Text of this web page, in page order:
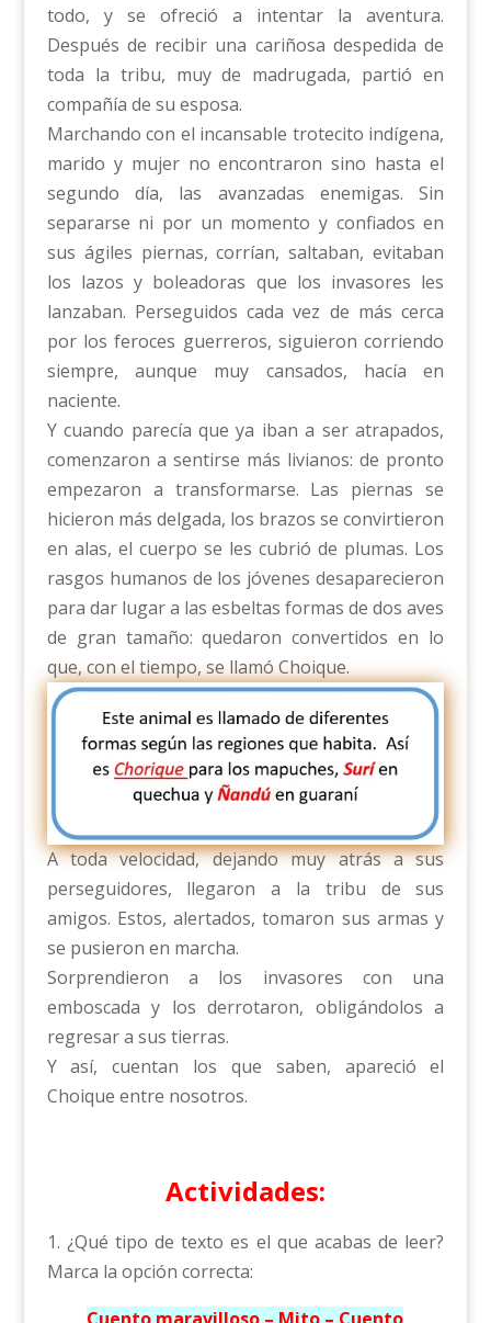
todo, y se ofreció a intentar la aventura.
Después de recibir una cariñosa despedida de
toda la tribu, muy de madrugada, partió en
compañía de su esposa.
Marchando con el incansable trotecito indígena,
marido y mujer no encontraron sino hasta el
segundo día, las avanzadas enemigas. Sin
separarse ni por un momento y confiados en
sus ágiles piernas, corrían, saltaban, evitaban
los lazos y boleadoras que los invasores les
lanzaban. Perseguidos cada vez de más cerca
por los feroces guerreros, siguieron corriendo
siempre, aunque muy cansados, hacía en
naciente.
Y cuando parecía que ya iban a ser atrapados,
comenzaron a sentirse más livianos: de pronto
empezaron a transformarse. Las piernas se
hicieron más delgada, los brazos se convirtieron
en alas, el cuerpo se les cubrió de plumas. Los
rasgos humanos de los jóvenes desaparecieron
para dar lugar a las esbeltas formas de dos aves
de gran tamaño: quedaron convertidos en lo
que, con el tiempo, se llamó Choique.
A toda velocidad, dejando muy atrás a sus
perseguidores, llegaron a la tribu de sus
amigos. Estos, alertados, tomaron sus armas y
se pusieron en marcha.
Sorprendieron a los invasores con una
emboscada y los derrotaron, obligándolos a
regresar a sus tierras.
Y así, cuentan los que saben, apareció el
Choique entre nosotros.
Actividades:
1. ¿Qué tipo de texto es el que acabas de leer?
Marca la opción correcta: